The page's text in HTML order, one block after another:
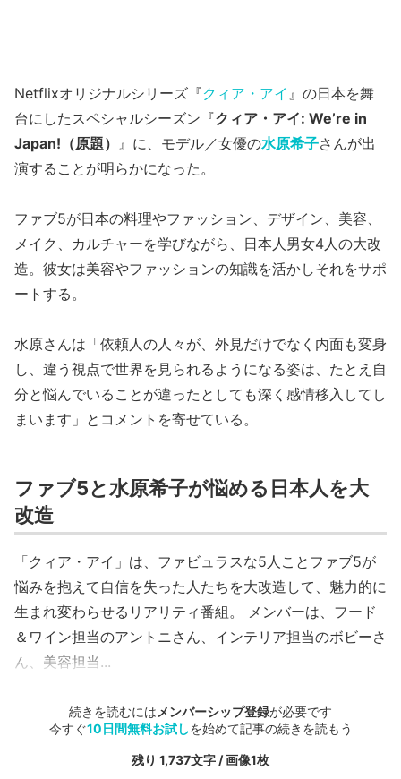
Netflixオリジナルシリーズ『クィア・アイ 』の日本を舞
台にしたスペシャルシーズン『クィア・アイ: We’re in
Japan!（原題）
』に、モデル／女優の水原希子さんが出
演することが明らかになった。
ファブ5が日本の料理やファッション、デザイン、美容、
メイク、カルチャーを学びながら、日本人男女4人の大改
造。彼女は美容やファッションの知識を活かしそれをサポ
ートする。
水原さんは「依頼人の人々が、外見だけでなく内面も変身
し、違う視点で世界を見られるようになる姿は、たとえ自
分と悩んでいることが違ったとしても深く感情移入してし
まいます」とコメントを寄せている。
ファブ5と水原希子が悩める日本人を大
改造
「クィア・アイ」は、ファビュラスな5人ことファブ5が
悩みを抱えて自信を失った人たちを大改造して、魅力的に
生まれ変わらせるリアリティ番組。 メンバーは、フード
＆ワイン担当のアントニさん、インテリア担当のボビーさ
ん、美容担当...
続きを読むには メンバーシップ登録が必要です
今すぐ10日間無料お試しを始めて記事の続きを読もう
残り 1,737文字 / 画像1枚